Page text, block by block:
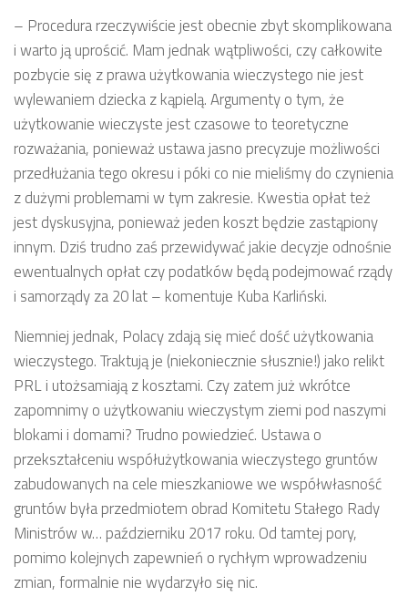
– Procedura rzeczywiście jest obecnie zbyt skomplikowana
i warto ją uprościć. Mam jednak wątpliwości, czy całkowite
pozbycie się z prawa użytkowania wieczystego nie jest
wylewaniem dziecka z kąpielą. Argumenty o tym, że
użytkowanie wieczyste jest czasowe to teoretyczne
rozważania, ponieważ ustawa jasno precyzuje możliwości
przedłużania tego okresu i póki co nie mieliśmy do czynienia
z dużymi problemami w tym zakresie. Kwestia opłat też
jest dyskusyjna, ponieważ jeden koszt będzie zastąpiony
innym. Dziś trudno zaś przewidywać jakie decyzje odnośnie
ewentualnych opłat czy podatków będą podejmować rządy
i samorządy za 20 lat – komentuje Kuba Karliński.
Niemniej jednak, Polacy zdają się mieć dość użytkowania
wieczystego. Traktują je (niekoniecznie słusznie!) jako relikt
PRL i utożsamiają z kosztami. Czy zatem już wkrótce
zapomnimy o użytkowaniu wieczystym ziemi pod naszymi
blokami i domami? Trudno powiedzieć. Ustawa o
przekształceniu współużytkowania wieczystego gruntów
zabudowanych na cele mieszkaniowe we współwłasność
gruntów była przedmiotem obrad Komitetu Stałego Rady
Ministrów w… październiku 2017 roku. Od tamtej pory,
pomimo kolejnych zapewnień o rychłym wprowadzeniu
zmian, formalnie nie wydarzyło się nic.